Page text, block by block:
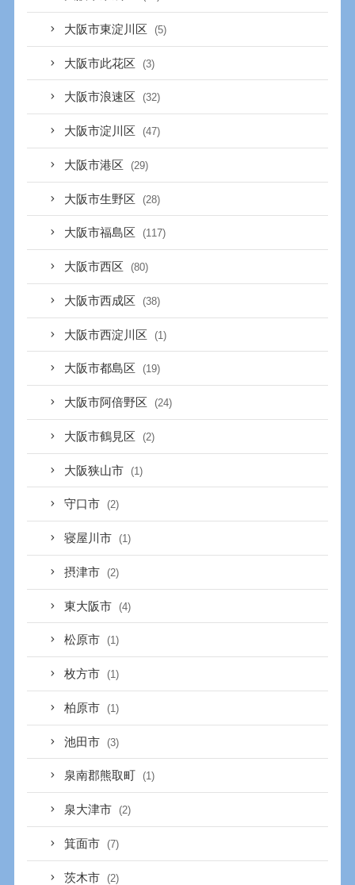
大阪市東淀川区 (5)
大阪市此花区 (3)
大阪市浪速区 (32)
大阪市淀川区 (47)
大阪市港区 (29)
大阪市生野区 (28)
大阪市福島区 (117)
大阪市西区 (80)
大阪市西成区 (38)
大阪市西淀川区 (1)
大阪市都島区 (19)
大阪市阿倍野区 (24)
大阪市鶴見区 (2)
大阪狭山市 (1)
守口市 (2)
寝屋川市 (1)
摂津市 (2)
東大阪市 (4)
松原市 (1)
枚方市 (1)
柏原市 (1)
池田市 (3)
泉南郡熊取町 (1)
泉大津市 (2)
箕面市 (7)
茨木市 (2)